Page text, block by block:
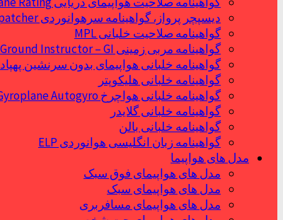
دیسپچر پرواز، گواهینامه سرهوانوردی Flight Dispatcher
گواهینامه صلاحیت خلبانی MPL
گواهینامه مربی زمینی Ground Instructor – GI
گواهینامه خلبانی هواپیمای بدون سرنشین پهپاد UAS
گواهینامه خلبانی هلیکوپتر
گواهینامه خلبانی هواچرخ Gyroplane Autogyro
گواهینامه خلبانی گلایدر
گواهینامه خلبانی بالن
گواهینامه زبان انگلیسی هوانوردی ELP
مدل های هواپیما
مدل های هواپیمای فوق سبک
مدل های هواپیمای سبک
مدل های هواپیمای مسافربری